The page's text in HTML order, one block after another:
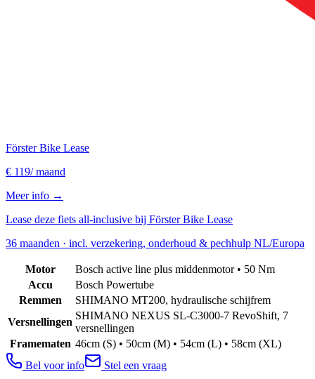
Förster Bike Lease
€ 119/ maand
Meer info →
Lease deze fiets all-inclusive bij Förster Bike Lease
36 maanden · incl. verzekering, onderhoud & pechhulp NL/Europa
Motor
Bosch active line plus middenmotor • 50 Nm
Accu
Bosch Powertube
Remmen
SHIMANO MT200, hydraulische schijfrem
Versnellingen
SHIMANO NEXUS SL-C3000-7 RevoShift, 7
versnellingen
Framematen 46cm (S) • 50cm (M) • 54cm (L) • 58cm (XL)
Bel voor info
Stel een vraag